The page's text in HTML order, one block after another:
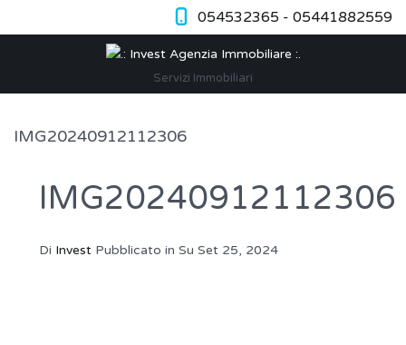
054532365 - 05441882559
Servizi Immobiliari
IMG20240912112306
IMG20240912112306
Di Invest Pubblicato in Su Set 25, 2024